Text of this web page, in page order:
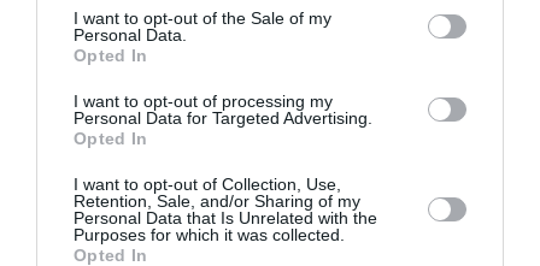
consent section.
I want to opt-out of the Sale of my
Personal Data.
Opted In
I want to opt-out of processing my
Personal Data for Targeted Advertising.
Opted In
I want to opt-out of Collection, Use,
Retention, Sale, and/or Sharing of my
Personal Data that Is Unrelated with the
Purposes for which it was collected.
Opted In